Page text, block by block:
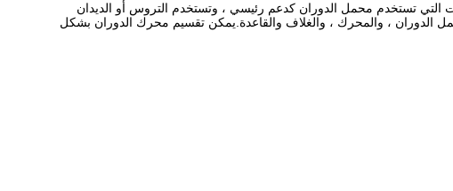
التي تستخدم محمل الدوران كدعم رئيسي ، وتستخدم التروس أو الديدان
الدوران ، والمحرك ، والغلاف والقاعدة.يمكن تقسيم محرك الدوران بشكل